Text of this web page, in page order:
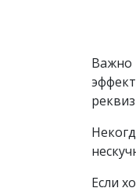
Важно
Если